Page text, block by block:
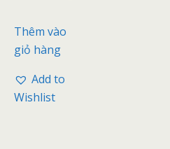
p
h
n
5
a
Thêm vào
giỏ hàng
Add to
Wishlist